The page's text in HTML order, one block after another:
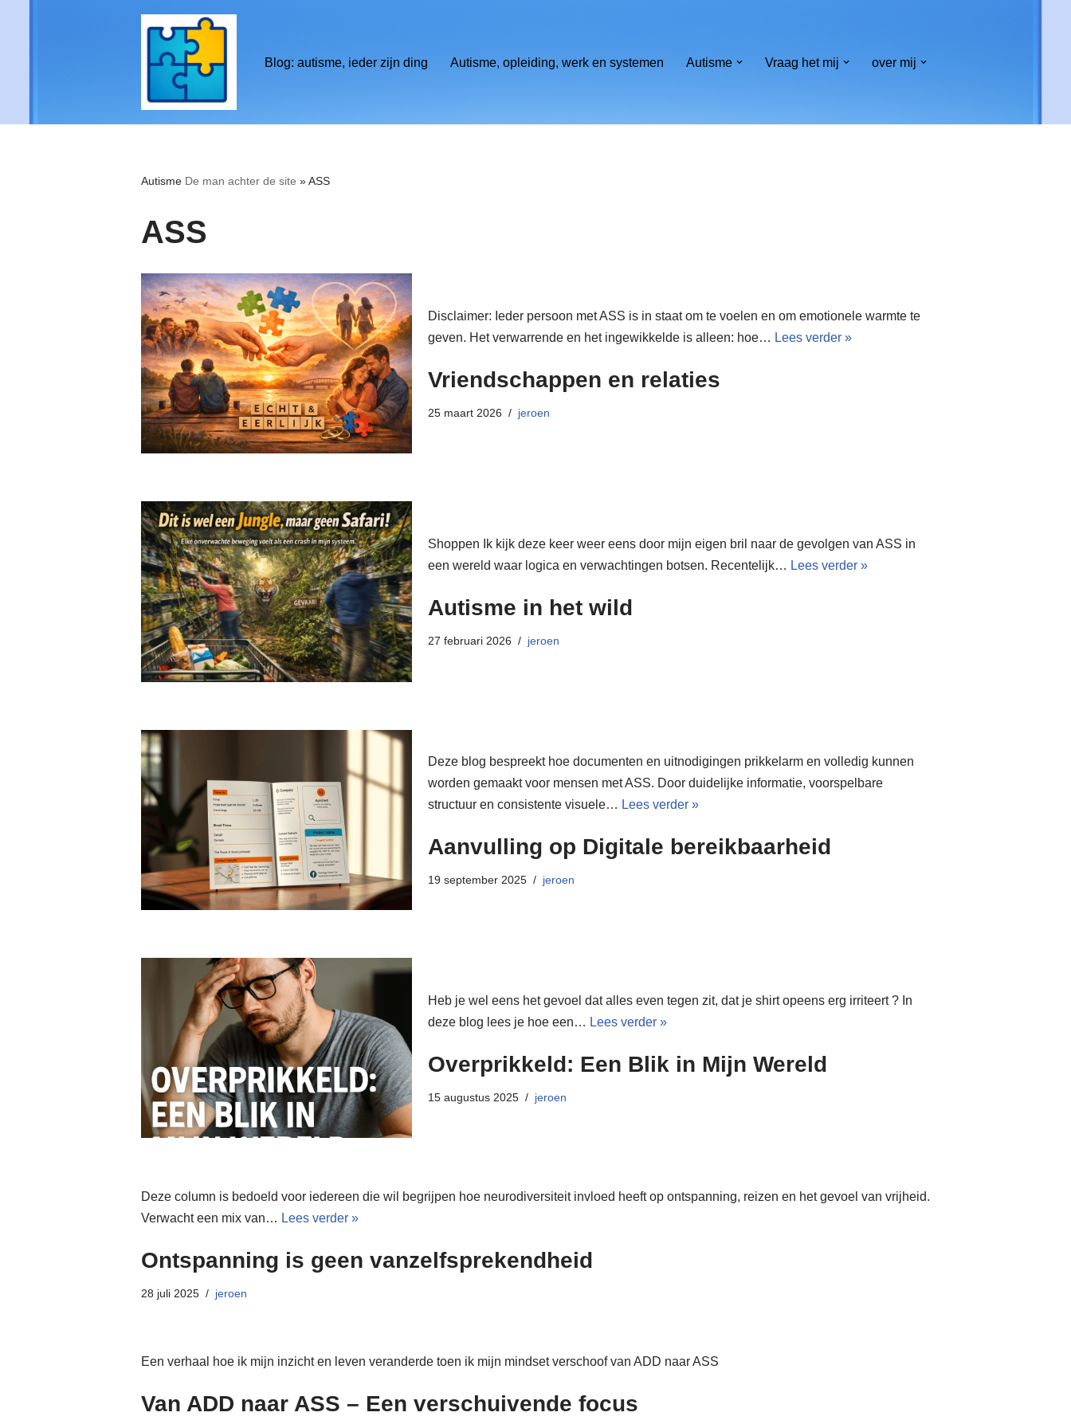
Blog: autisme, ieder zijn ding Autisme, opleiding, werk en systemen Autisme Vraag het mij over mij
Autisme De man achter de site »ASS
ASS
Disclaimer: Ieder persoon met ASS is in staat om te voelen en om emotionele warmte te
geven. Het verwarrende en het ingewikkelde is alleen: hoe… Lees verder »
Vriendschappen en relaties
25 maart 2026 jeroen
Shoppen Ik kijk deze keer weer eens door mijn eigen bril naar de gevolgen van ASS in
een wereld waar logica en verwachtingen botsen. Recentelijk… Lees verder »
Autisme in het wild
27 februari 2026 jeroen
Deze blog bespreekt hoe documenten en uitnodigingen prikkelarm en volledig kunnen
worden gemaakt voor mensen met ASS. Door duidelijke informatie, voorspelbare
structuur en consistente visuele… Lees verder »
Aanvulling op Digitale bereikbaarheid
19 september 2025 jeroen
Heb je wel eens het gevoel dat alles even tegen zit, dat je shirt opeens erg irriteert ? In
deze blog lees je hoe een… Lees verder »
Overprikkeld: Een Blik in Mijn Wereld
15 augustus 2025 jeroen
Deze column is bedoeld voor iedereen die wil begrijpen hoe neurodiversiteit invloed heeft op ontspanning, reizen en het gevoel van vrijheid.
Verwacht een mix van… Lees verder »
Ontspanning is geen vanzelfsprekendheid
28 juli 2025 jeroen
Een verhaal hoe ik mijn inzicht en leven veranderde toen ik mijn mindset verschoof van ADD naar ASS
Van ADD naar ASS – Een verschuivende focus